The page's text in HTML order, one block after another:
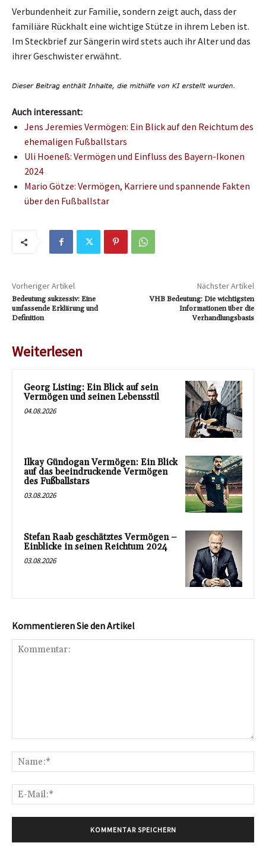
Verbundenheit zur Familie, sondern zeigt auch, dass der
familiäre Rückhalt eine wichtige Stütze in ihrem Leben ist.
Im Steckbrief zur Sängerin wird stets auch ihr Alter und das
ihrer Geschwister erwähnt.
Auch interessant:
Jens Jeremies Vermögen: Ein Blick auf den Reichtum des
ehemaligen Fußballstars
Uli Hoeneß: Vermögen und Einfluss des Bayern-Ikonen
2024
Mario Götze: Vermögen, Karriere und spannende Fakten
über den Fußballstar
Vorheriger Artikel
Bedeutung sukzessiv: Eine
umfassende Erklärung und
Definition
Nächster Artikel
VHB Bedeutung: Die wichtigsten
Informationen über die
Verhandlungsbasis
Weiterlesen
Georg Listing: Ein Blick auf sein
Vermögen und seinen Lebensstil
04.08.2026
Ilkay Gündogan Vermögen: Ein Blick
auf das beeindruckende Vermögen
des Fußballstars
03.08.2026
Stefan Raab geschätztes Vermögen –
Einblicke in seinen Reichtum 2024
03.08.2026
Kommentieren Sie den Artikel